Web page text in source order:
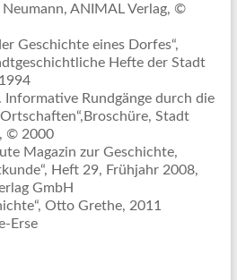
Neumann, ANIMAL Verlag, ©
Geschichte eines Dorfes“,
Hefte der Stadt
Informative Rundgänge durch die
Stadt
© 2000
Magazin zur Geschichte,
Heft 29, Frühjahr 2008,
GmbH
Otto Grethe, 2011
Erse